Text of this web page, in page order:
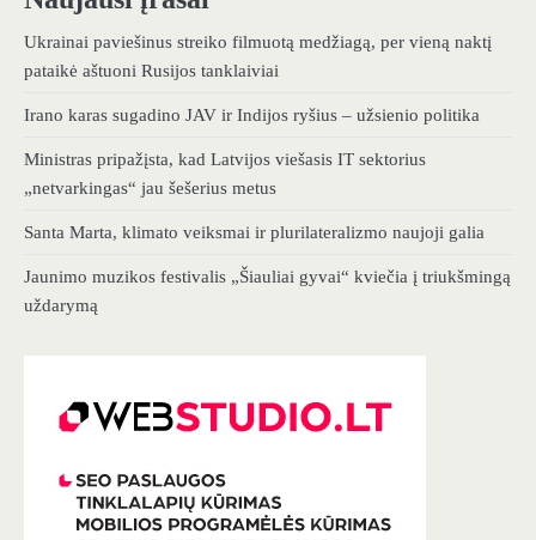
Ukrainai paviešinus streiko filmuotą medžiagą, per vieną naktį
pataikė aštuoni Rusijos tanklaiviai
Irano karas sugadino JAV ir Indijos ryšius – užsienio politika
Ministras pripažįsta, kad Latvijos viešasis IT sektorius
„netvarkingas“ jau šešerius metus
Santa Marta, klimato veiksmai ir plurilateralizmo naujoji galia
Jaunimo muzikos festivalis „Šiauliai gyvai“ kviečia į triukšmingą
uždarymą